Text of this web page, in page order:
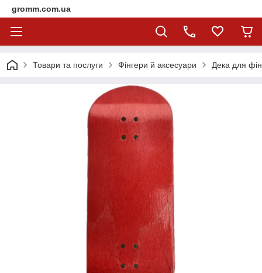
gromm.com.ua
Товари та послуги Фінгери й аксесуари Дека для